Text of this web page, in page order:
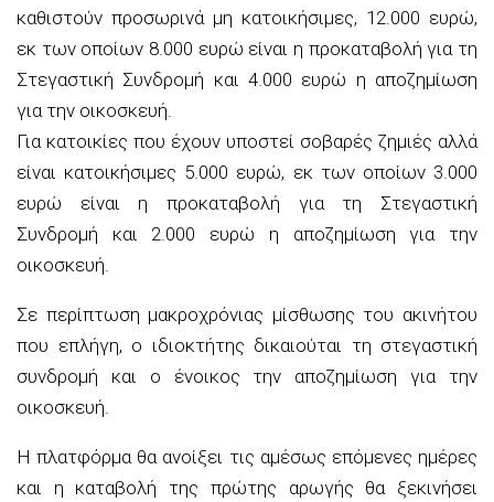
καθιστούν προσωρινά μη κατοικήσιμες, 12.000 ευρώ,
εκ των οποίων 8.000 ευρώ είναι η προκαταβολή για τη
Στεγαστική Συνδρομή και 4.000 ευρώ η αποζημίωση
για την οικοσκευή.
Για κατοικίες που έχουν υποστεί σοβαρές ζημιές αλλά
είναι κατοικήσιμες 5.000 ευρώ, εκ των οποίων 3.000
ευρώ είναι η προκαταβολή για τη Στεγαστική
Συνδρομή και 2.000 ευρώ η αποζημίωση για την
οικοσκευή.
Σε περίπτωση μακροχρόνιας μίσθωσης του ακινήτου
που επλήγη, ο ιδιοκτήτης δικαιούται τη στεγαστική
συνδρομή και ο ένοικος την αποζημίωση για την
οικοσκευή.
Η πλατφόρμα θα ανοίξει τις αμέσως επόμενες ημέρες
και η καταβολή της πρώτης αρωγής θα ξεκινήσει